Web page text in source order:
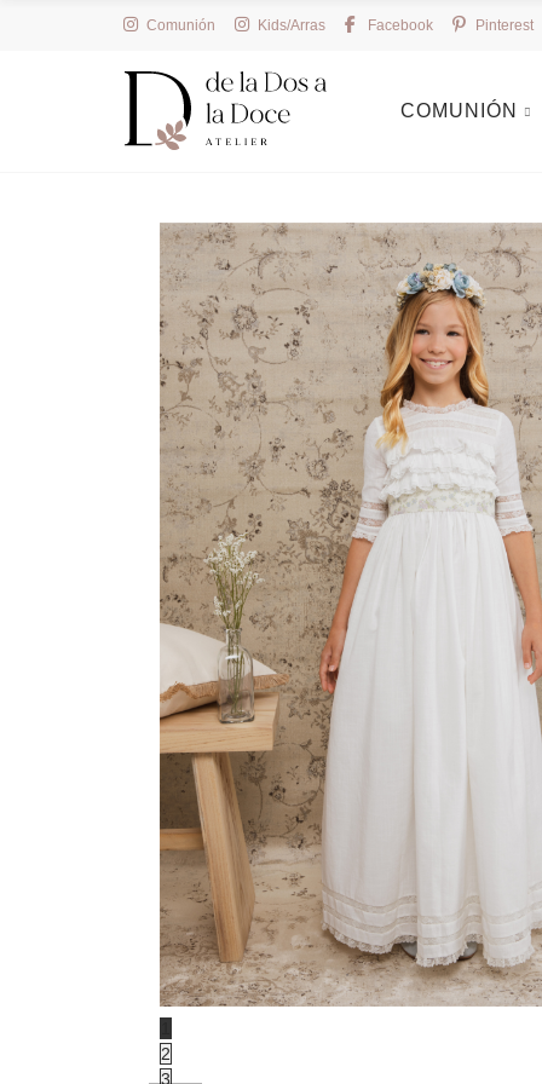
Comunión Kids/Arras Facebook Pinterest
COMUNIÓN
2
3